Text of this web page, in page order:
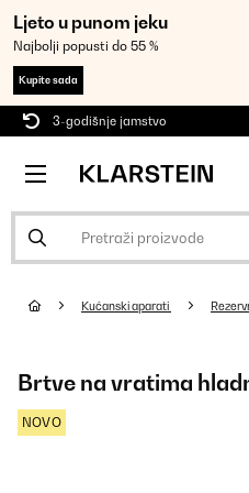
Ljeto u punom jeku
Najbolji popusti do 55 %
Kupite sada
3-godišnje jamstvo
Kućanski aparati
Brtve na vratima
NOVO